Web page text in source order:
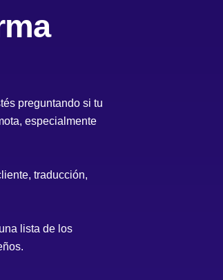
preguntando si tu
especialmente
traducción,
lista de los